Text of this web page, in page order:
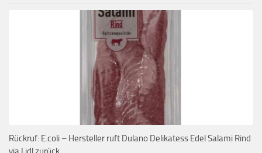
Rückruf: E.coli – Hersteller ruft Dulano Delikatess Edel Salami Rind